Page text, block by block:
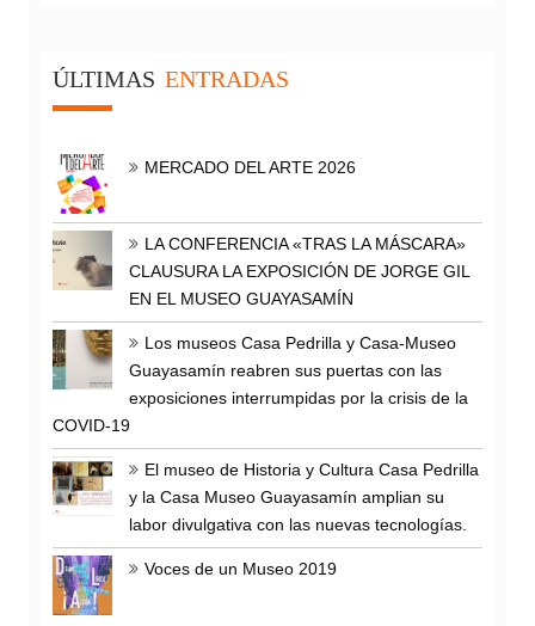
ÚLTIMAS ENTRADAS
MERCADO DEL ARTE 2026
LA CONFERENCIA «TRAS LA MÁSCARA»
CLAUSURA LA EXPOSICIÓN DE JORGE GIL
EN EL MUSEO GUAYASAMÍN
Los museos Casa Pedrilla y Casa-Museo
Guayasamín reabren sus puertas con las
exposiciones interrumpidas por la crisis de la
COVID-19
El museo de Historia y Cultura Casa Pedrilla
y la Casa Museo Guayasamín amplian su
labor divulgativa con las nuevas tecnologías.
Voces de un Museo 2019